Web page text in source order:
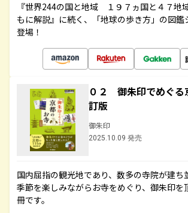
『世界244の国と地域 １９７ヵ国と４７地
もに解説』に続く、「地球の歩き方」の図鑑
登場！
０２ 御朱印でめぐ
訂版
御朱印
2025.10.09 発売
国内屈指の観光地であり、数多の寺院が建ち
季節を楽しみながらお寺をめぐり、御朱印を
冊です。